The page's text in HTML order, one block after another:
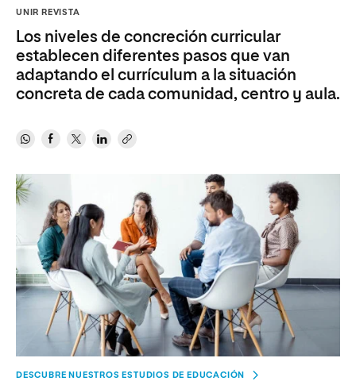
UNIR REVISTA
Los niveles de concreción curricular
establecen diferentes pasos que van
adaptando el currículum a la situación
concreta de cada comunidad, centro y aula.
DESCUBRE NUESTROS ESTUDIOS DE EDUCACIÓN